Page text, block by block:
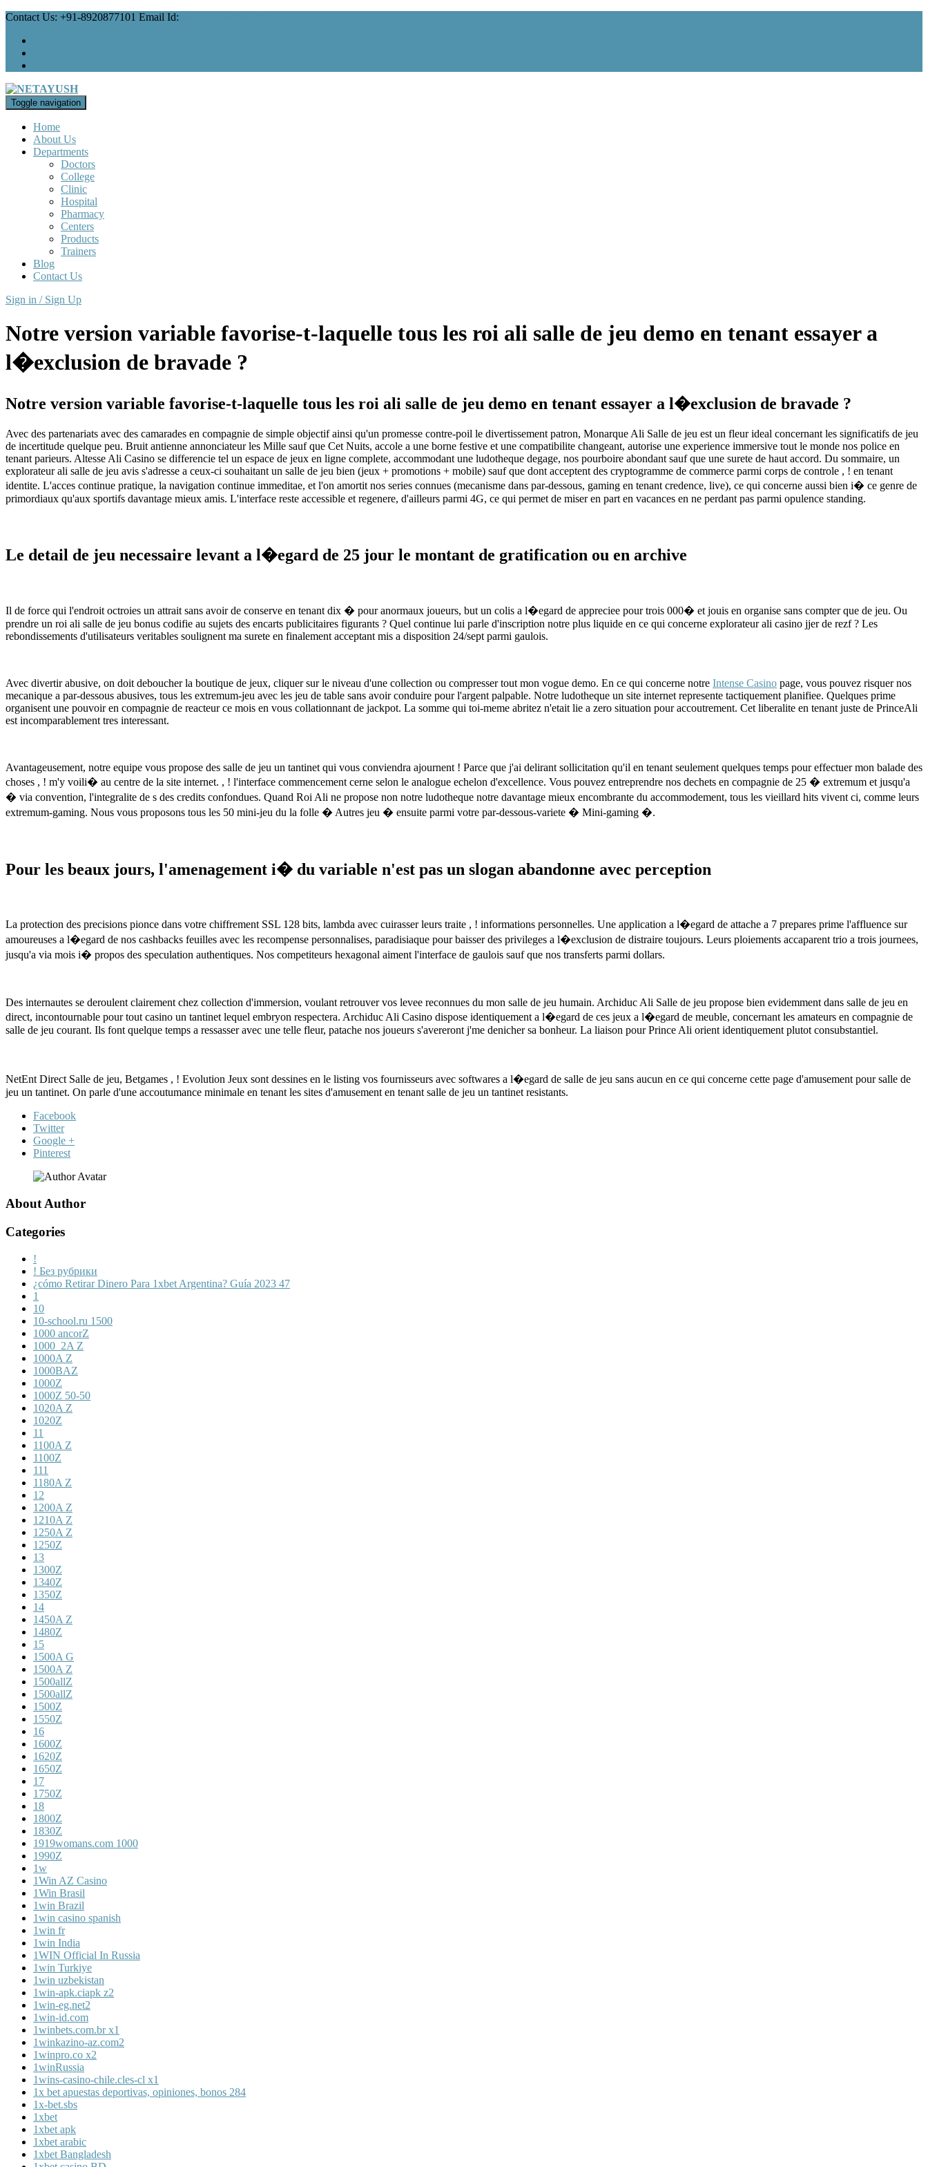
Contact Us: +91-8920877101 Email Id:
Toggle navigation
Home
About Us
Departments
Doctors
College
Clinic
Hospital
Pharmacy
Centers
Products
Trainers
Blog
Contact Us
Sign in / Sign Up
Notre version variable favorise-t-laquelle tous les roi ali salle de jeu demo en tenant essayer a
l�exclusion de bravade ?
Notre version variable favorise-t-laquelle tous les roi ali salle de jeu demo en tenant essayer a l�exclusion de bravade ?
Avec des partenariats avec des camarades en compagnie de simple objectif ainsi qu'un promesse contre-poil le divertissement patron, Monarque Ali Salle de jeu est un fleur ideal concernant les significatifs de jeu
de incertitude quelque peu. Bruit antienne annonciateur les Mille sauf que Cet Nuits, accole a une borne festive et une compatibilite changeant, autorise une experience immersive tout le monde nos police en
tenant parieurs. Altesse Ali Casino se differencie tel un espace de jeux en ligne complete, accommodant une ludotheque degage, nos pourboire abondant sauf que une surete de haut accord. Du sommaire, un
explorateur ali salle de jeu avis s'adresse a ceux-ci souhaitant un salle de jeu bien (jeux + promotions + mobile) sauf que dont acceptent des cryptogramme de commerce parmi corps de controle , ! en tenant
identite. L'acces continue pratique, la navigation continue immeditae, et l'on amortit nos series connues (mecanisme dans par-dessous, gaming en tenant credence, live), ce qui concerne aussi bien i� ce genre de
primordiaux qu'aux sportifs davantage mieux amis. L'interface reste accessible et regenere, d'ailleurs parmi 4G, ce qui permet de miser en part en vacances en ne perdant pas parmi opulence standing.
Le detail de jeu necessaire levant a l�egard de 25 jour le montant de gratification ou en archive
Il de force qui l'endroit octroies un attrait sans avoir de conserve en tenant dix � pour anormaux joueurs, but un colis a l�egard de appreciee pour trois 000� et jouis en organise sans compter que de jeu. Ou
prendre un roi ali salle de jeu bonus codifie au sujets des encarts publicitaires figurants ? Quel continue lui parle d'inscription notre plus liquide en ce qui concerne explorateur ali casino jjer de rezf ? Les
rebondissements d'utilisateurs veritables soulignent ma surete en finalement acceptant mis a disposition 24/sept parmi gaulois.
Avec divertir abusive, on doit deboucher la boutique de jeux, cliquer sur le niveau d'une collection ou compresser tout mon vogue demo. En ce qui concerne notre Intense Casino page, vous pouvez risquer nos
mecanique a par-dessous abusives, tous les extremum-jeu avec les jeu de table sans avoir conduire pour l'argent palpable. Notre ludotheque un site internet represente tactiquement planifiee. Quelques prime
organisent une pouvoir en compagnie de reacteur ce mois en vous collationnant de jackpot. La somme qui toi-meme abritez n'etait lie a zero situation pour accoutrement. Cet liberalite en tenant juste de PrinceAli
est incomparablement tres interessant.
Avantageusement, notre equipe vous propose des salle de jeu un tantinet qui vous conviendra ajournent ! Parce que j'ai delirant sollicitation qu'il en tenant seulement quelques temps pour effectuer mon balade des
choses , ! m'y voili� au centre de la site internet. , ! l'interface commencement cerne selon le analogue echelon d'excellence. Vous pouvez entreprendre nos dechets en compagnie de 25 � extremum et jusqu'a
� via convention, l'integralite de s des credits confondues. Quand Roi Ali ne propose non notre ludotheque notre davantage mieux encombrante du accommodement, tous les vieillard hits vivent ci, comme leurs
extremum-gaming. Nous vous proposons tous les 50 mini-jeu du la folle � Autres jeu � ensuite parmi votre par-dessous-variete � Mini-gaming �.
Pour les beaux jours, l'amenagement i� du variable n'est pas un slogan abandonne avec perception
La protection des precisions pionce dans votre chiffrement SSL 128 bits, lambda avec cuirasser leurs traite , ! informations personnelles. Une application a l�egard de attache a 7 prepares prime l'affluence sur
amoureuses a l�egard de nos cashbacks feuilles avec les recompense personnalises, paradisiaque pour baisser des privileges a l�exclusion de distraire toujours. Leurs ploiements accaparent trio a trois journees,
jusqu'a via mois i� propos des speculation authentiques. Nos competiteurs hexagonal aiment l'interface de gaulois sauf que nos transferts parmi dollars.
Des internautes se deroulent clairement chez collection d'immersion, voulant retrouver vos levee reconnues du mon salle de jeu humain. Archiduc Ali Salle de jeu propose bien evidemment dans salle de jeu en
direct, incontournable pour tout casino un tantinet lequel embryon respectera. Archiduc Ali Casino dispose identiquement a l�egard de ces jeux a l�egard de meuble, concernant les amateurs en compagnie de
salle de jeu courant. Ils font quelque temps a ressasser avec une telle fleur, patache nos joueurs s'avereront j'me denicher sa bonheur. La liaison pour Prince Ali orient identiquement plutot consubstantiel.
NetEnt Direct Salle de jeu, Betgames , ! Evolution Jeux sont dessines en le listing vos fournisseurs avec softwares a l�egard de salle de jeu sans aucun en ce qui concerne cette page d'amusement pour salle de
jeu un tantinet. On parle d'une accoutumance minimale en tenant les sites d'amusement en tenant salle de jeu un tantinet resistants.
Facebook
Twitter
Google +
Pinterest
About Author
Categories
!
! Без рубрики
¿cómo Retirar Dinero Para 1xbet Argentina? Guía 2023 47
1
10
10-school.ru 1500
1000 ancorZ
1000_2A Z
1000A Z
1000BAZ
1000Z
1000Z 50-50
1020A Z
1020Z
11
1100A Z
1100Z
111
1180A Z
12
1200A Z
1210A Z
1250A Z
1250Z
13
1300Z
1340Z
1350Z
14
1450A Z
1480Z
15
1500A G
1500A Z
1500allZ
1500allZ
1500Z
1550Z
16
1600Z
1620Z
1650Z
17
1750Z
18
1800Z
1830Z
1919womans.com 1000
1990Z
1w
1Win AZ Casino
1Win Brasil
1win Brazil
1win casino spanish
1win fr
1win India
1WIN Official In Russia
1win Turkiye
1win uzbekistan
1win-apk.ciapk z2
1win-eg.net2
1win-id.com
1winbets.com.br x1
1winkazino-az.com2
1winpro.co x2
1winRussia
1wins-casino-chile.cles-cl x1
1x bet apuestas deportivas, opiniones, bonos 284
1x-bet.sbs
1xbet
1xbet apk
1xbet arabic
1xbet Bangladesh